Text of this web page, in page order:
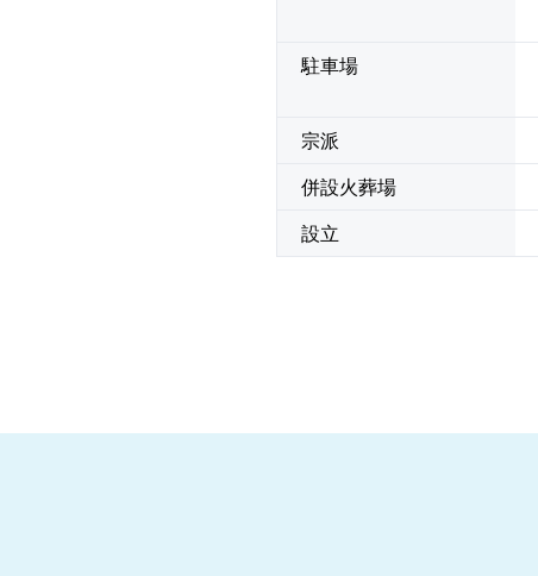
駐車場
宗派
併設火葬場
設立